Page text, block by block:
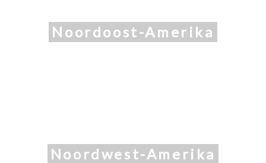
Noordoost-Amerika
Noordwest-Amerika